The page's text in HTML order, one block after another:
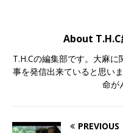
About T.H.C
T.H.Cの編集部です。大麻
事を発信出来ていると思い
命が
PREVIOUS